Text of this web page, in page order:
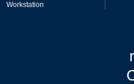
Workstation